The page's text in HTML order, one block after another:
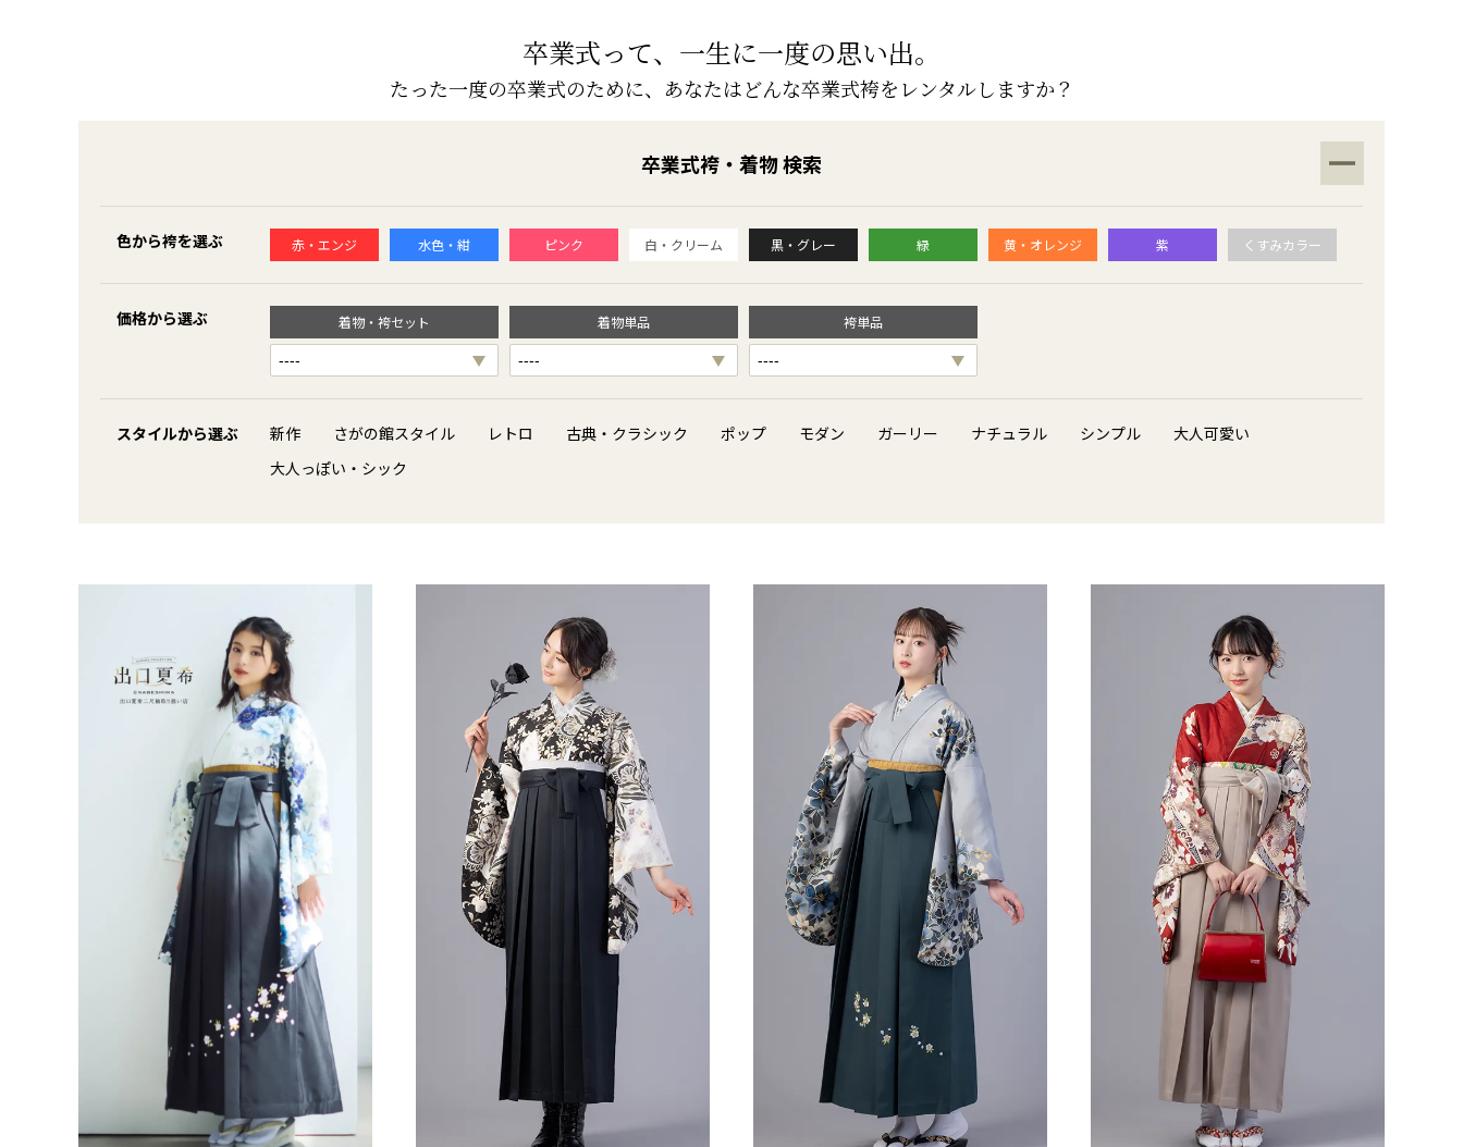
卒業式って、一生に一度の思い出。
たった一度の卒業式のために、 あなたはどんな卒業式袴をレンタルしますか？
卒業式袴・着物 検索
色から袴を選ぶ 赤・エンジ 水色・紺 ピンク 白・クリーム 黒・グレー 緑 黄・オレンジ 紫 くすみカラー
価格から選ぶ 着物・袴セット 着物単品 袴単品
スタイルから選ぶ 新作 さがの館スタイル レトロ 古典・クラシック ポップ モダン ガーリー ナチュラル シンプル
大人可愛い
大人っぽい・シック